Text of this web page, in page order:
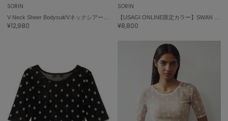
SORIN
¥12,980
SORIN
¥8,800